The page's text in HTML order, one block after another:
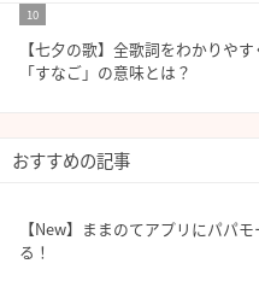
10
【七夕の歌】全歌詞をわかりやす
「すなご」の意味とは？
おすすめの記事
【New】ままのてアプリにパパ
る！